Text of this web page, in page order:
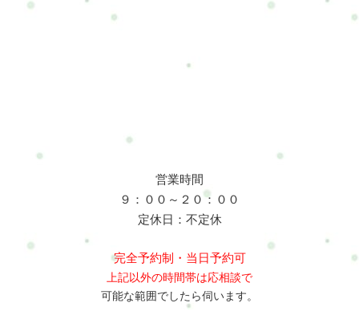
営業時間
９：００～２０：００
定休日：不定休
完全予約制・当日予約可
上記以外の時間帯は応相談で
可能な範囲でしたら伺います。